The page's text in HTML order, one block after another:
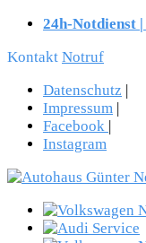
24h-Notdienst
Kontakt Notruf
Datenschutz |
Impressum |
Facebook |
Instagram